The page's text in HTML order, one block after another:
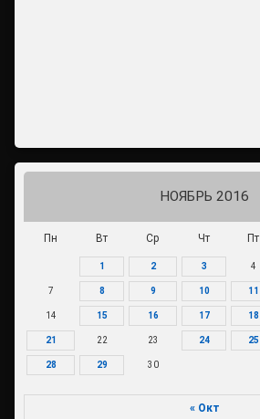
НОЯБРЬ 2016
Пн Вт Ср Чт Пт
1 2 3 4
7 8 9 10 11
14 15 16 17 18
21 22 23 24 25
28 29 30
« Окт